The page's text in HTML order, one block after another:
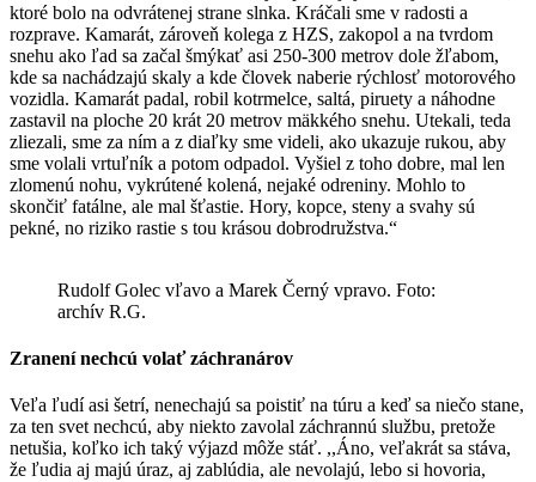
ktoré bolo na odvrátenej strane slnka. Kráčali sme v radosti a
rozprave. Kamarát, zároveň kolega z HZS, zakopol a na tvrdom
snehu ako ľad sa začal šmýkať asi 250-300 metrov dole žľabom,
kde sa nachádzajú skaly a kde človek naberie rýchlosť motorového
vozidla. Kamarát padal, robil kotrmelce, saltá, piruety a náhodne
zastavil na ploche 20 krát 20 metrov mäkkého snehu. Utekali, teda
zliezali, sme za ním a z diaľky sme videli, ako ukazuje rukou, aby
sme volali vrtuľník a potom odpadol. Vyšiel z toho dobre, mal len
zlomenú nohu, vykrútené kolená, nejaké odreniny. Mohlo to
skončiť fatálne, ale mal šťastie. Hory, kopce, steny a svahy sú
pekné, no riziko rastie s tou krásou dobrodružstva.“
Rudolf Golec vľavo a Marek Černý vpravo. Foto:
archív R.G.
Zranení nechcú volať záchranárov
Veľa ľudí asi šetrí, nenechajú sa poistiť na túru a keď sa niečo stane,
za ten svet nechcú, aby niekto zavolal záchrannú službu, pretože
netušia, koľko ich taký výjazd môže stáť. ,,Áno, veľakrát sa stáva,
že ľudia aj majú úraz, aj zablúdia, ale nevolajú, lebo si hovoria,